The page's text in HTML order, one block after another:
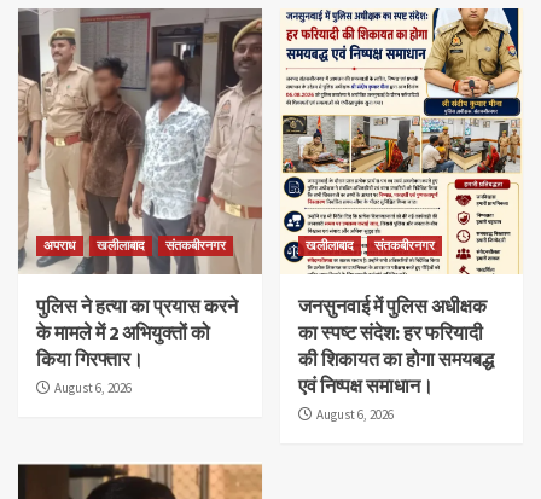
अपराध खलीलाबाद संतकबीरनगर
पुलिस ने हत्या का प्रयास करने
के मामले में 2 अभियुक्तों को
किया गिरफ्तार।
August 6, 2026
खलीलाबाद संतकबीरनगर
जनसुनवाई में पुलिस अधीक्षक
का स्पष्ट संदेश: हर फरियादी
की शिकायत का होगा समयबद्ध
एवं निष्पक्ष समाधान।
August 6, 2026